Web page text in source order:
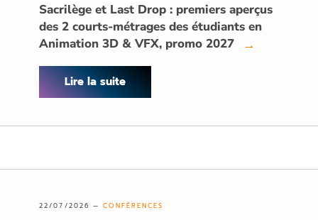
Sacrilège et Last Drop : premiers aperçus
des 2 courts-métrages des étudiants en
Animation 3D & VFX, promo 2027
→
Lire la suite
22/07/2026 —CONFÉRENCES